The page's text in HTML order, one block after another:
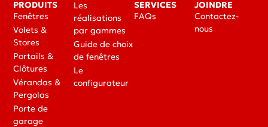
PRODUITS
Fenêtres
Volets &
Stores
Portails &
Clôtures
Vérandas &
Pergolas
Porte de
garage
Les
réalisations
par gammes
Guide de choix
de fenêtres
Le
configurateur
SERVICES
FAQs
JOINDRE
Contactez-
nous